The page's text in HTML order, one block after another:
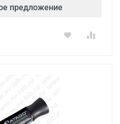
предложение